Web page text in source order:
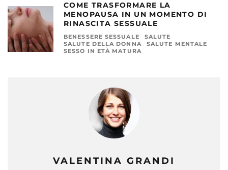
VALENTINA GRANDI
COME TRASFORMARE LA
MENOPAUSA IN UN MOMENTO DI
RINASCITA SESSUALE
BENESSERE SESSUALE
SALUTE
SALUTE DELLA DONNA
SALUTE MENTALE
SESSO IN ETÀ MATURA